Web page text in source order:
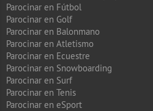
Parocinar en Fútbol
Parocinar en Golf
Parocinar en Balonmano
Parocinar en Atletismo
Parocinar en Ecuestre
Parocinar en Snowboarding
Parocinar en Surf
Parocinar en Tenis
Parocinar en eSport